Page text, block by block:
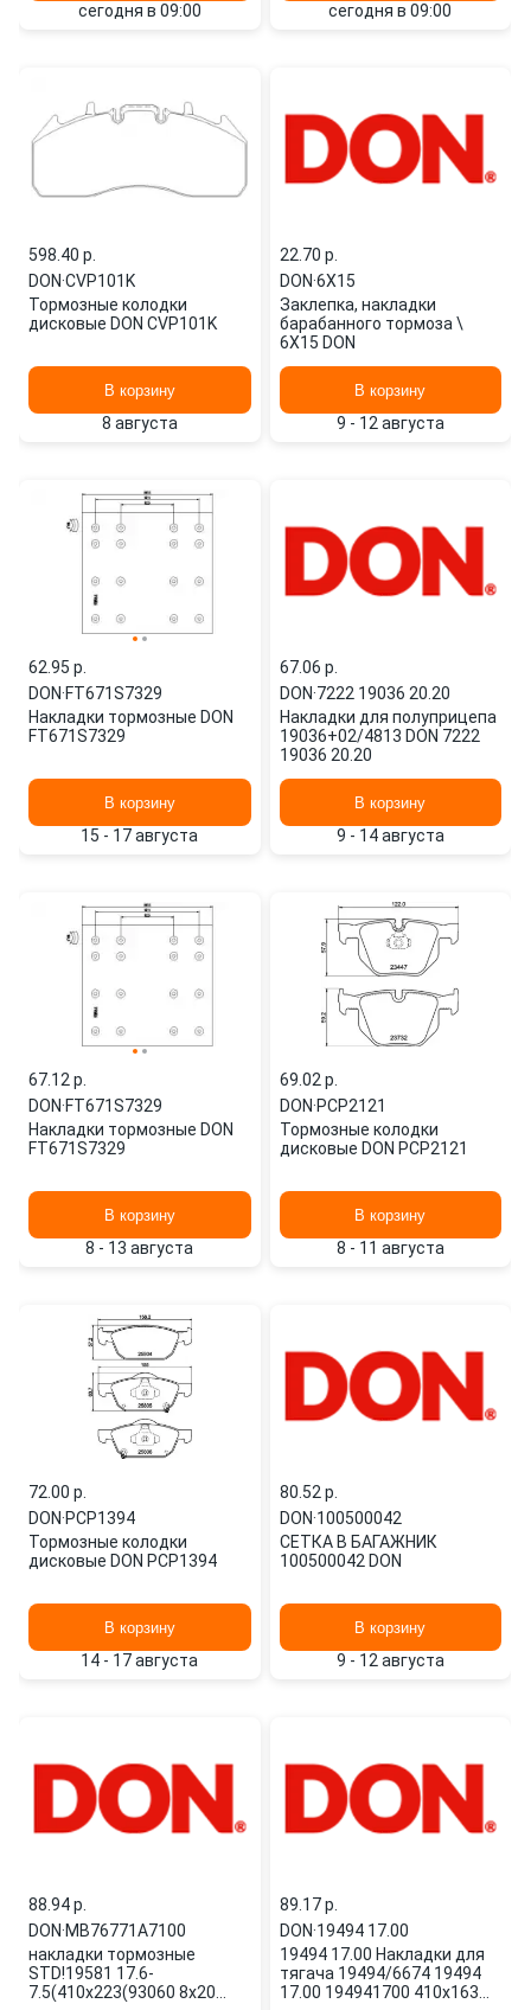
сегодня в 09:00 сегодня в 09:00
598.40 p.
DON·CVP101K
Тормозные колодки
дисковые DON CVP101K
В корзину
8 августа
22.70 p.
DON·6X15
Заклепка, накладки
барабанного тормоза \
6X15 DON
В корзину
9 - 12 августа
62.95 p.
DON·FT671S7329
Накладки тормозные DON
FT671S7329
В корзину
15 - 17 августа
67.06 p.
DON·7222 19036 20.20
Накладки для полуприцепа
19036+02/4813 DON 7222
19036 20.20
В корзину
9 - 14 августа
67.12 p.
DON·FT671S7329
Накладки тормозные DON
FT671S7329
В корзину
8 - 13 августа
69.02 p.
DON·PCP2121
Тормозные колодки
дисковые DON PCP2121
В корзину
8 - 11 августа
72.00 p.
DON·PCP1394
Тормозные колодки
дисковые DON PCP1394
В корзину
14 - 17 августа
80.52 p.
DON·100500042
СЕТКА В БАГАЖНИК
100500042 DON
В корзину
9 - 12 августа
88.94 p.
DON·MB76771A7100
накладки тормозные
STD!19581 17.6-
7.5(410x223(93060 8x20
89.17 p.
DON·19494 17.00
19494 17.00 Накладки для
тягача 19494/6674 19494
17.00 194941700 410x163